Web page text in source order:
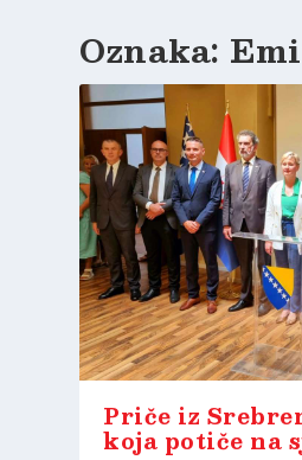
Oznaka:
Priče iz
koja potiče na